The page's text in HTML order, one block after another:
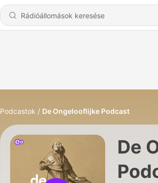
Podcastok De Ongelooflijke Podcast
De